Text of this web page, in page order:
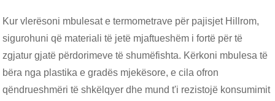
Kur vlerësoni mbulesat e termometrave për pajisjet Hillrom,
sigurohuni që materiali të jetë mjaftueshëm i fortë për të
zgjatur gjatë përdorimeve të shumëfishta. Kërkoni mbulesa të
bëra nga plastika e gradës mjekësore, e cila ofron
qëndrueshmëri të shkëlqyer dhe mund t'i rezistojë konsumimit